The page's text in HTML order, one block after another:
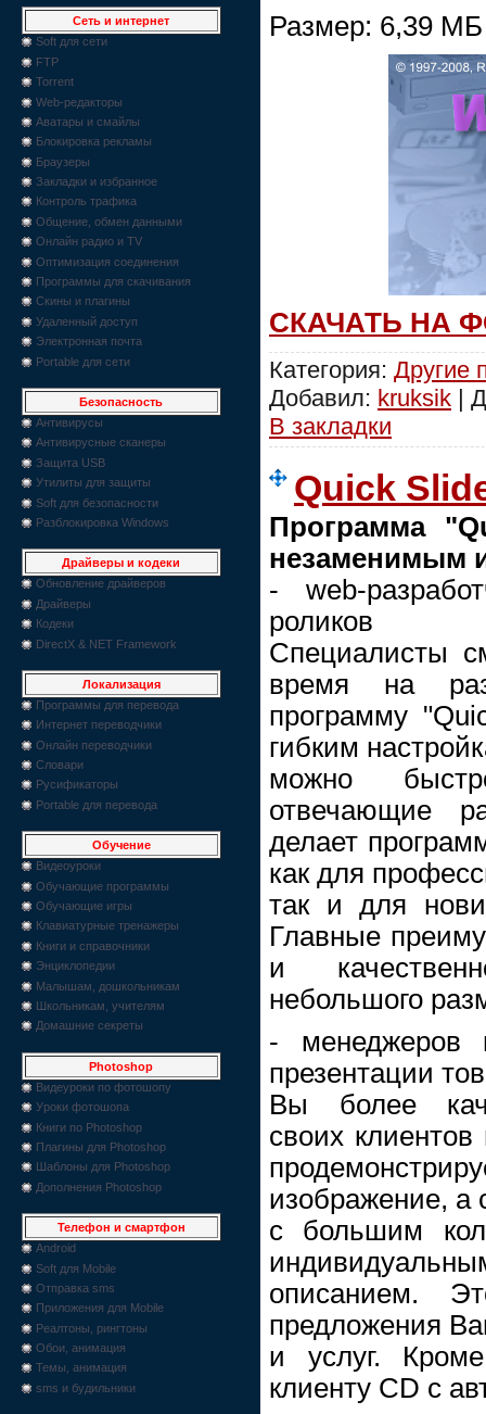
Сеть и интернет
Soft для сети
FTP
Torrent
Web-редакторы
Аватары и смайлы
Блокировка рекламы
Браузеры
Закладки и избранное
Контроль трафика
Общение, обмен данными
Онлайн радио и TV
Оптимизация соединения
Программы для скачивания
Скины и плагины
Удаленный доступ
Электронная почта
Portable для сети
Безопасность
Антивирусы
Антивирусные сканеры
Защита USB
Утилиты для защиты
Soft для безопасности
Разблокировка Windows
Драйверы и кодеки
Обновление драйверов
Драйверы
Кодеки
DirectX & NET Framework
Локализация
Программы для перевода
Интернет переводчики
Онлайн переводчики
Словари
Русификаторы
Portable для перевода
Обучение
Видеоуроки
Обучающие программы
Обучающие игры
Клавиатурные тренажеры
Книги и справочники
Энциклопедии
Малышам, дошкольникам
Школьникам, учителям
Домашние секреты
Photoshop
Видеуроки по фотошопу
Уроки фотошопа
Книги по Photoshop
Плагины для Photoshop
Шаблоны для Photoshop
Дополнения Photoshop
Телефон и смартфон
Android
Soft для Mobile
Отправка sms
Приложения для Mobile
Реалтоны, рингтоны
Обои, анимация
Темы, анимация
sms и будильники
Размер: 6,39 МБ
СКАЧАТЬ НА
Категория: Другие
Добавил: kruksik |
В закладки
Quick
Программа
незаменимым
- web-
роликов
Специалисты
время на
программу
гибким
можно
отвечающие
делает
как для
так и для
Главные
и
небольшого
- менеджеров
презентации
Вы более
своих
изображение, а
с большим
описанием.
предложения
и услуг.
клиенту CD с